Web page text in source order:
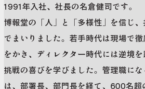
1991年入社、社長の名倉健司です。
博報堂の「人」と「多様性」を信じ
でまいりました。若手時代は現場で
をかき、ディレクター時代には逆境
挑戦の喜びを学びました。管理職にな
は、部署長、部門長を経て、600名超